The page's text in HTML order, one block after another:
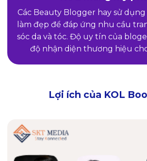
Các Beauty Blogger hay sử dụng
làm đẹp để đáp ứng nhu cầu
sóc da và tóc. Độ uy tín của
độ nhận diện thương hiệu
Lợi ích của KOL